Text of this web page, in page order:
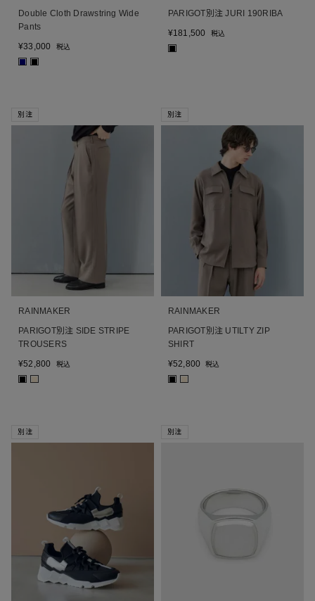
Double Cloth Drawstring Wide
Pants
¥33,000 税込
■ ■
PARIGOT別注 JURI 190RIBA
¥181,500 税込
■
別注
RAINMAKER
PARIGOT別注 SIDE STRIPE
TROUSERS
¥52,800 税込
別注
RAINMAKER
PARIGOT別注 UTILTY ZIP
SHIRT
¥52,800 税込
別注 別注